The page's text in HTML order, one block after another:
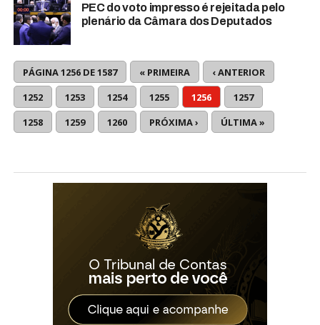
PEC do voto impresso é rejeitada pelo
plenário da Câmara dos Deputados
PÁGINA 1256 DE 1587 « PRIMEIRA
‹ ANTERIOR
1252
1253 1254 1255 1256
1257
1258
1259 1260 PRÓXIMA › ÚLTIMA »